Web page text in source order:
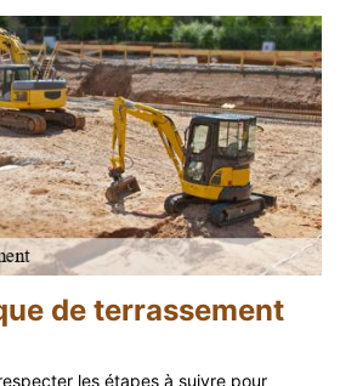
de terrassement
les étapes à suivre pour